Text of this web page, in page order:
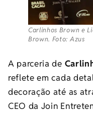
Carlinhos Brown e
Brown. Foto: Azus
A parceria de
reflete em cada
decoração até as
CEO da Join